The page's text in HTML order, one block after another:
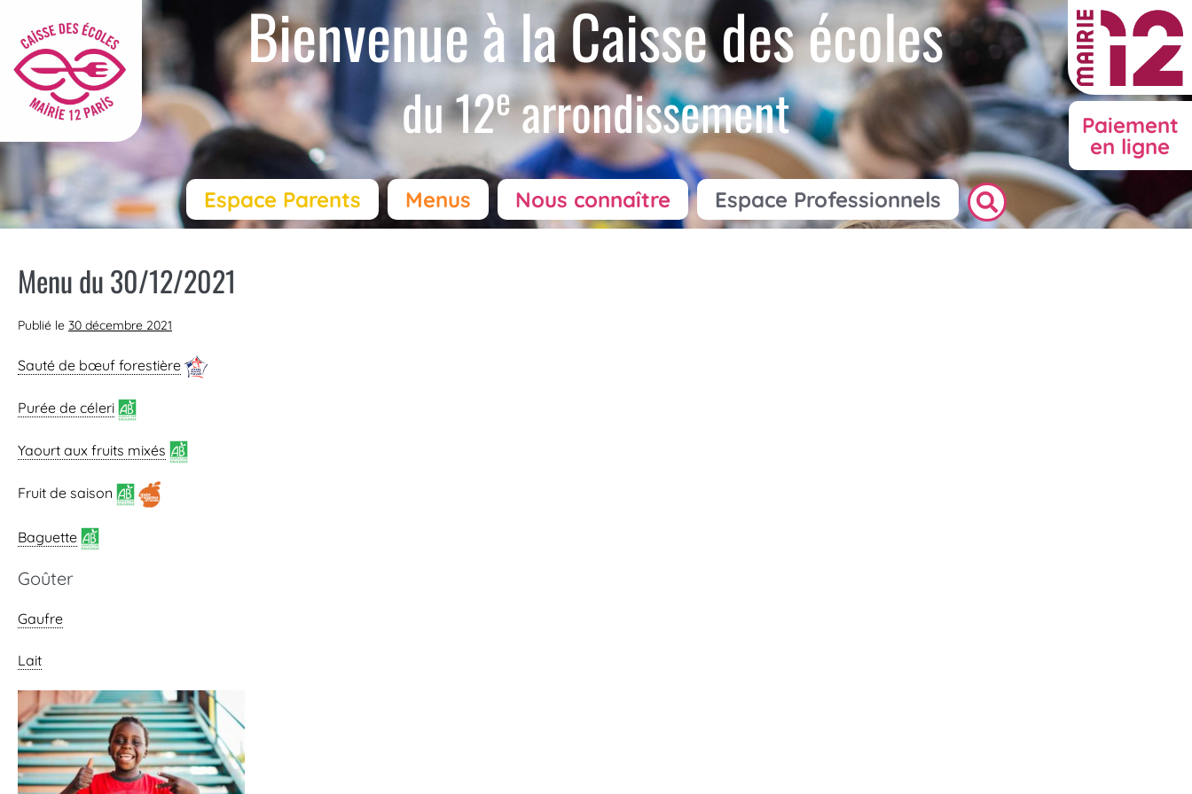
Bienvenue à la Caisse des écoles
du 12earrondissement
Paiement
en ligne
Espace Parents
Menus Nous connaître Espace Professionnels
Menu du 30/12/2021
Publié le 30 décembre 2021
Sauté de bœuf forestière
Purée de céleri
Yaourt aux fruits mixés
Fruit de saison
Baguette
Goûter
Gaufre
Lait